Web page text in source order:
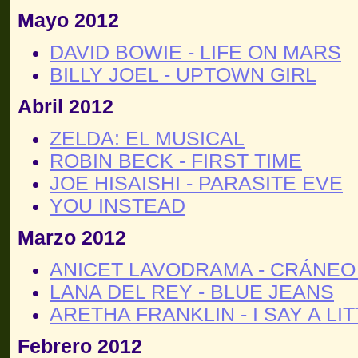
Mayo 2012
DAVID BOWIE - LIFE ON MARS
BILLY JOEL - UPTOWN GIRL
Abril 2012
ZELDA: EL MUSICAL
ROBIN BECK - FIRST TIME
JOE HISAISHI - PARASITE EVE
YOU INSTEAD
Marzo 2012
ANICET LAVODRAMA -
LANA DEL REY - BLUE JEANS
ARETHA FRANKLIN - I SAY A
Febrero 2012